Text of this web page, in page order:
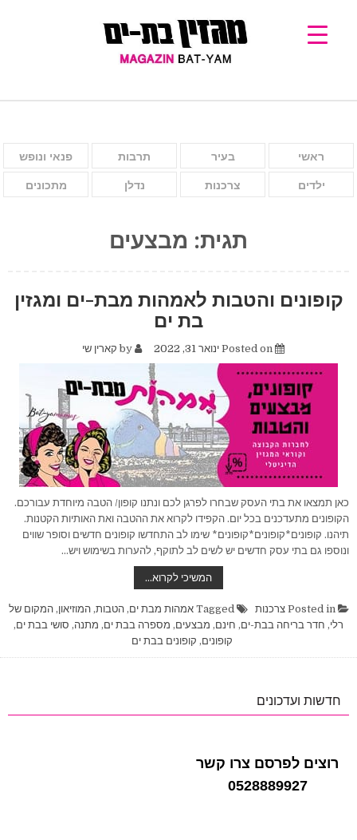
ראשי בעיר תרבות פנאי ונופש
ילדים צרכנות נדלן מתכונים
תגית: מבצעים
קופונים והטבות לאמהות מבת-ים ומגזין
בת ים
ינואר 31, 2022 קארין שי
כאן תמצאו את בתי העסק שבחרו לפרגן לכם ונתנו קופון/ הטבה מיוחדת עבורכם.
הקופונים מתעדכנים בכל יום. הקפידו לקרוא את ההטבה ואת האותיות הקטנות.
תיהנו. קופונים*קופונים*קופונים* שימו לב התחדשו קופונים חדשים וסופר שווים
ונוספו גם בתי עסק חדשים יש לשים לב לתוקף, להערות בשימוש ויש…
המשיכי לקרוא…
והטבות
מבת-ים
בת
ים
Posted in צרכנות Tagged אמהות מבת ים,הטבות,המוזיאון,המקום של
רלי, חדר בריחה בבת-ים, חינם, מבצעים, מספרה בבת ים, מתנה, סושי בבת ים,
קופונים, קופונים בבת ים
חדשות ועדכונים
רוצים לפרסם צרו קשר
0528889927